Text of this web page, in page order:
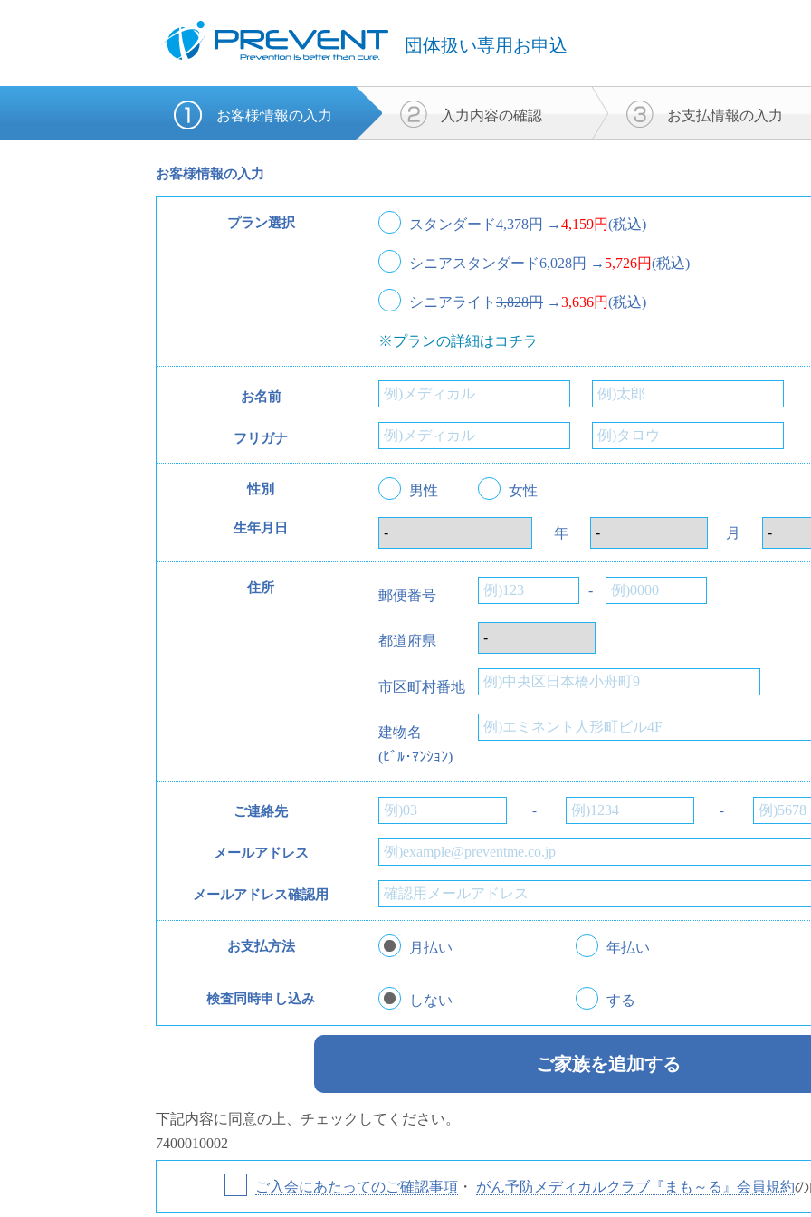
団体扱い専用お申込
お客様情報の入力 入力内容の確認 お支払情報の入力
お客様情報の入力
プラン選択 スタンダード4,378円 →4,159円(税込)
シニアスタンダード6,028円 → 5,726円(税込)
シニアライト 3,828円 →3,636円(税込)
※プランの詳細はコチラ
お名前
フリガナ
性別 男性 女性
生年月日 年 月
住所 郵便番号 -
都道府県
市区町村番地
建物名
(ﾋﾞﾙ･ﾏﾝｼｮﾝ)
ご連絡先 - -
メールアドレス
メールアドレス確認用
お支払方法 月払い 年払い
検査同時申し込み しない する
ご家族を追加する
下記内容に同意の上、チェックしてください。
7400010002
ご入会にあたってのご確認事項 ・ がん予防メディカルクラブ『まも～る』会員規約